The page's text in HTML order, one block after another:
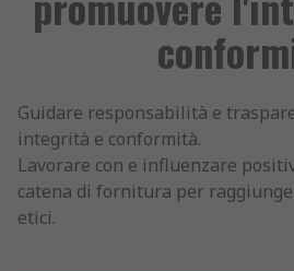
Guidare responsabilità e
integrità e conformità.
Lavorare con e influenzare
catena di fornitura per
etici.